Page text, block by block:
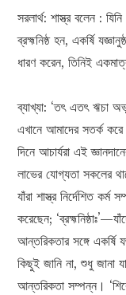
সরলার্থ: শাস্ত্র বলেন :
ব্রহ্মনিষ্ঠ হন, একৰ্ষি
ধারণ করেন, তিনিই
ব্যাখ্যা: ‘তৎ এতৎ ঋচা
এখানে আমাদের সতর্ক
দিনে আচার্যরা এই
লাভের যোগ্যতা সকলের
যাঁরা শাস্ত্র নির্দেশিত
করেছেন;
আন্তরিকতার সঙ্গে একৰ্ষি
কিছুই জানি না, শুধু জানা
আন্তরিকতা সম্পন্ন।